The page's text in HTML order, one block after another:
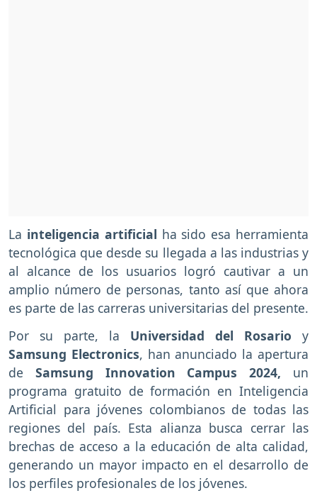
La inteligencia artificial ha sido esa herramienta
tecnológica que desde su llegada a las industrias y
al alcance de los usuarios logró cautivar a un
amplio número de personas, tanto así que ahora
es parte de las carreras universitarias del presente.
Por su parte, la Universidad del Rosario y
Samsung Electronics, han anunciado la apertura
de Samsung Innovation Campus 2024, un
programa gratuito de formación en Inteligencia
Artificial para jóvenes colombianos de todas las
regiones del país. Esta alianza busca cerrar las
brechas de acceso a la educación de alta calidad,
generando un mayor impacto en el desarrollo de
los perfiles profesionales de los jóvenes.